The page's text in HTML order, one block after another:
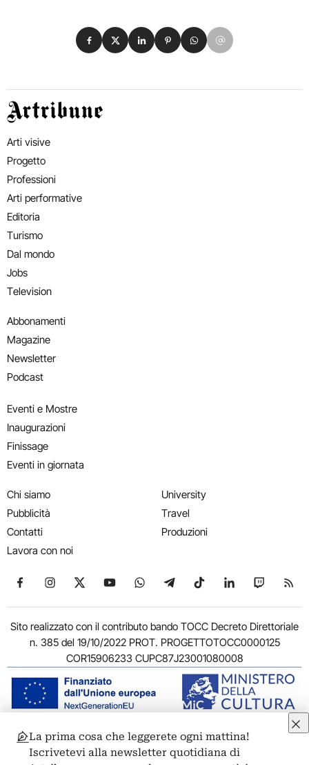
Condividi su Facebook
Condividi su X
Condividi su LinkedIn
Condividi su Pinterest
Condividi su WhatsApp
Condividi su Email
Artribune
Arti visive
Progetto
Professioni
Arti performative
Editoria
Turismo
Dal mondo
Jobs
Television
Abbonamenti
Magazine
Newsletter
Podcast
Eventi e Mostre
Inaugurazioni
Finissage
Eventi in giornata
Chi siamo
Pubblicità
Contatti
Lavora con noi
University
Travel
Produzioni
Seguici su Facebook
Seguici su Instagram
Seguici su X
Seguici su YouTube
Seguici su WhatsApp
Seguici su Telegram
Seguici su TikTok
Seguici su
Seguici
Sito realizzato con il contributo bando TOCC Decreto Direttoriale
n. 385 del 19/10/2022 PROT. PROGETTOTOCC0000125
COR15906233 CUPC87J23001080008
© 2011-2026 ARTRIBUNE srl – Corso Vittorio Emanuele II, 287 –
00186 Roma - P.I. 11381581005
La prima cosa che leggerete ogni mattina!
Iscrivetevi alla newsletter quotidiana di